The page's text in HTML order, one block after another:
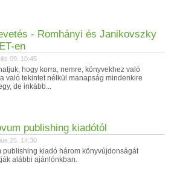
- Romhányi és Janikovszky
en
09. 10:45
hogy korra, nemre, könyvekhez való
való tekintet nélkül manapság mindenkire
de inkább...
publishing kiadótól
25. 14:30
publishing kiadó három könyvújdonságát
alábbi ajánlónkban.